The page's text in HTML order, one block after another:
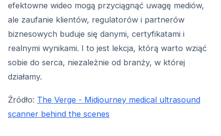
efektowne wideo mogą przyciągnąć uwagę mediów,
ale zaufanie klientów, regulatorów i partnerów
biznesowych buduje się danymi, certyfikatami i
realnymi wynikami. I to jest lekcja, którą warto wziąć
sobie do serca, niezależnie od branży, w której
działamy.
Źródło: The Verge - Midjourney medical ultrasound
scanner behind the scenes